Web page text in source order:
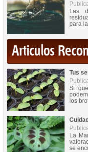
Las
para
Articulos
Tus
Si
los
La
se